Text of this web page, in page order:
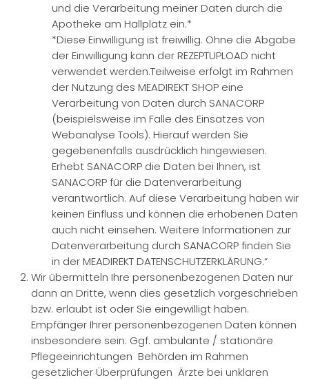
und die Verarbeitung meiner Daten durch die
Apotheke am Hallplatz ein.*
*Diese Einwilligung ist freiwillig. Ohne die Abgabe
der Einwilligung kann der REZEPTUPLOAD nicht
verwendet werden.Teilweise erfolgt im Rahmen
der Nutzung des MEADIREKT SHOP eine
Verarbeitung von Daten durch SANACORP
(beispielsweise im Falle des Einsatzes von
Webanalyse Tools). Hierauf werden Sie
gegebenenfalls ausdrücklich hingewiesen.
Erhebt SANACORP die Daten bei Ihnen, ist
SANACORP für die Datenverarbeitung
verantwortlich. Auf diese Verarbeitung haben wir
keinen Einfluss und können die erhobenen Daten
auch nicht einsehen. Weitere Informationen zur
Datenverarbeitung durch SANACORP finden Sie
in der MEADIREKT DATENSCHUTZERKLÄRUNG.“
Wir übermitteln Ihre personenbezogenen Daten nur
dann an Dritte, wenn dies gesetzlich vorgeschrieben
bzw. erlaubt ist oder Sie eingewilligt haben.
Empfänger Ihrer personenbezogenen Daten können
insbesondere sein: Ggf. ambulante / stationäre
Pflegeeinrichtungen Behörden im Rahmen
gesetzlicher Überprüfungen Ärzte bei unklaren